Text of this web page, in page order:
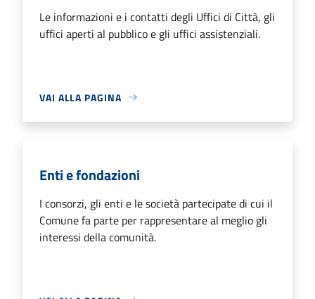
Le informazioni e i contatti degli Uffici di Città, gli
uffici aperti al pubblico e gli uffici assistenziali.
VAI ALLA PAGINA
Enti e fondazioni
I consorzi, gli enti e le società partecipate di cui il
Comune fa parte per rappresentare al meglio gli
interessi della comunità.